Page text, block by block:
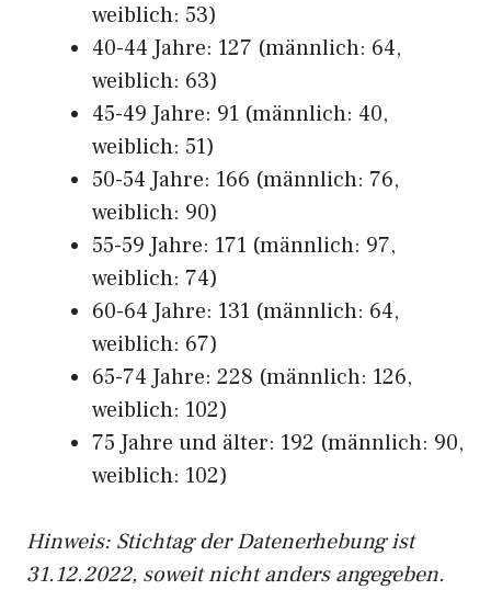
weiblich: 53)
40-44 Jahre: 127 (männlich: 64,
weiblich: 63)
45-49 Jahre: 91 (männlich: 40,
weiblich: 51)
50-54 Jahre: 166 (männlich: 76,
weiblich: 90)
55-59 Jahre: 171 (männlich: 97,
weiblich: 74)
60-64 Jahre: 131 (männlich: 64,
weiblich: 67)
65-74 Jahre: 228 (männlich: 126,
weiblich: 102)
75 Jahre und älter: 192 (männlich: 90,
weiblich: 102)
Hinweis: Stichtag der Datenerhebung ist
31.12.2022, soweit nicht anders angegeben.